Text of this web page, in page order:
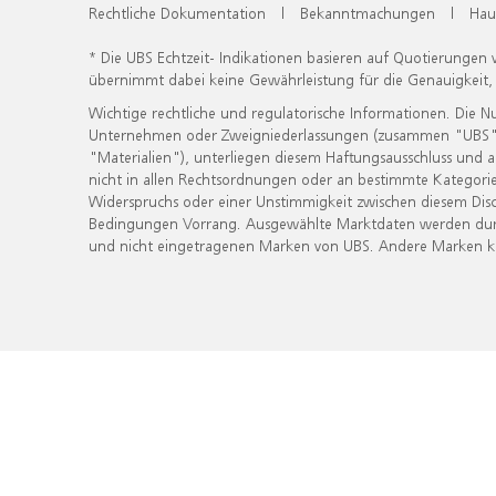
Rechtliche Dokumentation | Bekanntmachungen |
* Die UBS Echtzeit- Indikationen basieren auf
übernimmt dabei keine Gewährleistung für die
Wichtige rechtliche und regulatorische Informationen. Die
Unternehmen oder Zweigniederlassungen (zusammen
"Materialien"), unterliegen diesem Haftungsausschluss
nicht in allen Rechtsordnungen oder an bestimmte
Widerspruchs oder einer Unstimmigkeit zwischen diesem
Bedingungen Vorrang. Ausgewählte Marktdaten werden
und nicht eingetragenen Marken von UBS. Andere Marken